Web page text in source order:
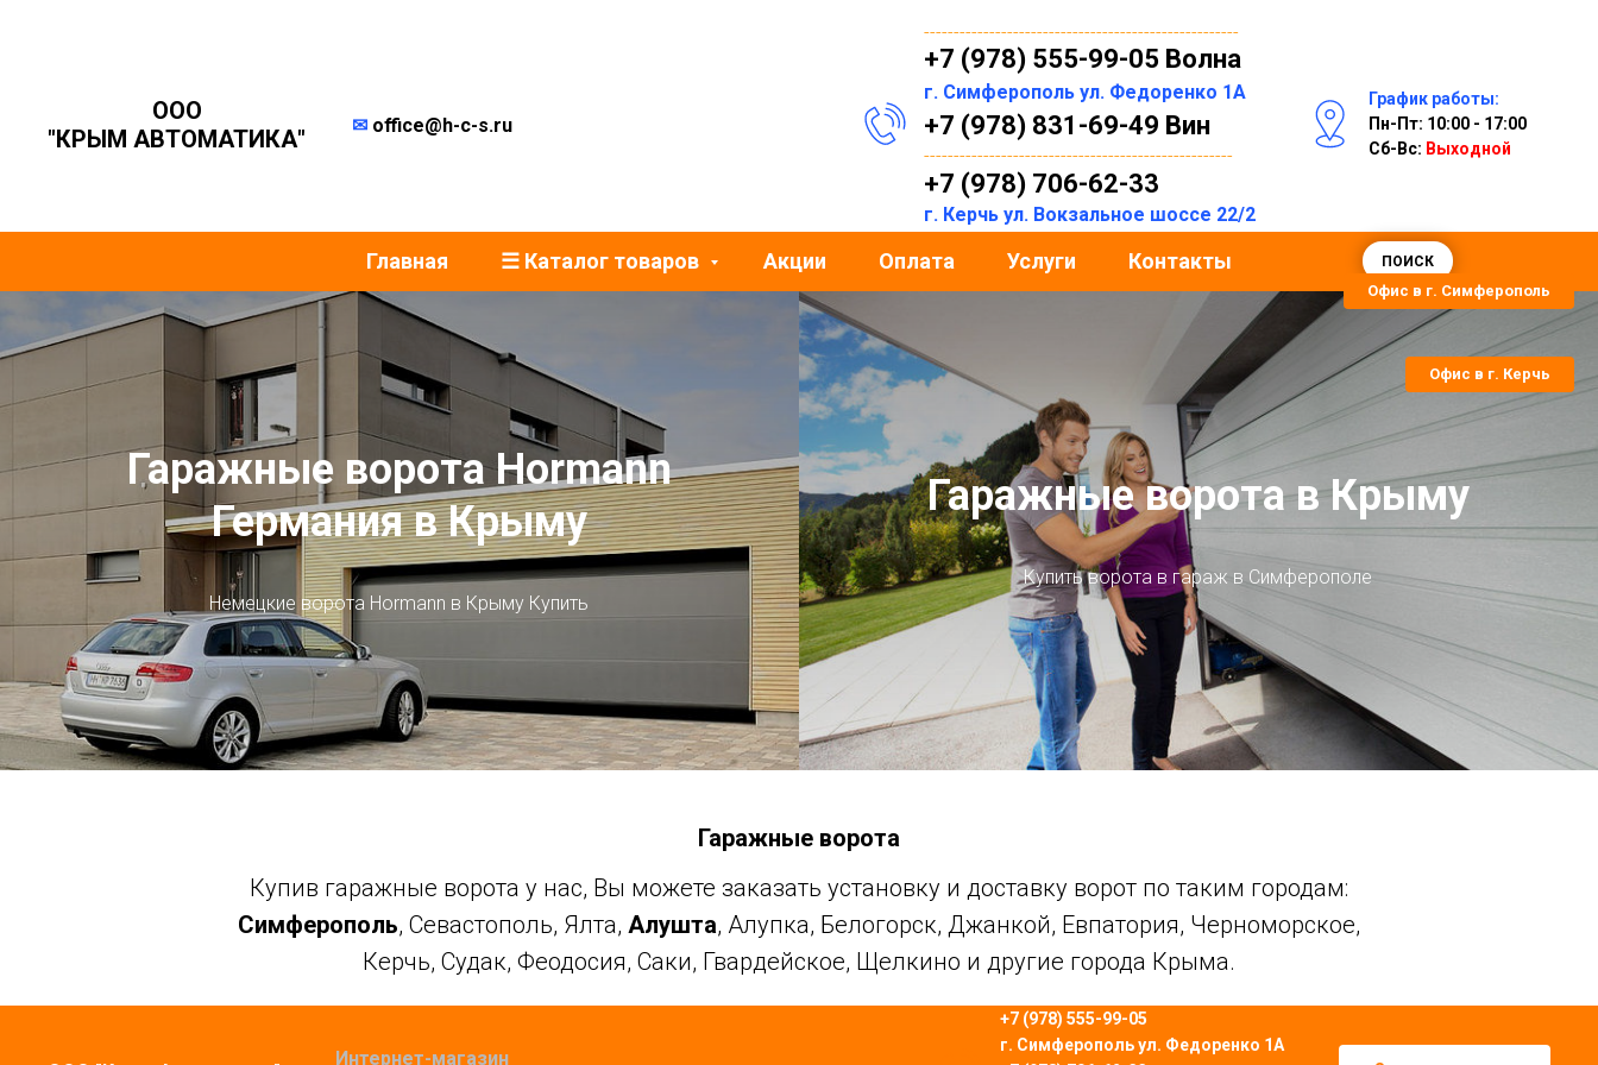
ООО
"КРЫМ АВТОМАТИКА"
✉ office@h-c-s.ru
-----------------------------------------------------
+7 (978) 555-99-05 Волна
г. Симферополь ул. Федоренко 1А
+7 (978) 831-69-49 Вин
----------------------------------------------------
+7 (978) 706-62-33
г. Керчь ул. Вокзальное шоссе 22/2
График работы:
Пн-Пт: 10:00 - 17:00
Сб-Вс: Выходной
Главная ☰ Каталог товаров Акции Оплата Услуги Контакты ПОИСК
Гаражные ворота Hormann
Германия в Крыму
Немецкие ворота Hormann в Крыму Купить
Гаражные ворота в Крыму
Купить ворота в гараж в Симферополе
Гаражные ворота
Купив гаражные ворота у нас, Вы можете заказать установку и доставку ворот по таким городам:
Симферополь, Севастополь, Ялта, Алушта, Алупка, Белогорск, Джанкой, Евпатория, Черноморское,
Керчь, Судак, Феодосия, Саки, Гвардейское, Щелкино и другие города Крыма.
Офис в г. Симферополь
Офис в г. Керчь
Интернет-магазин
+7 (978) 555-99-05
г. Симферопольул. Федоренко 1А